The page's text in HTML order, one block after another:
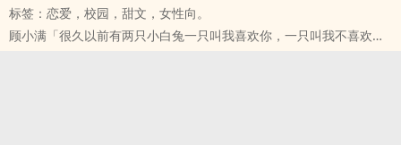
标签：恋爱，校园，甜文，女性向。
顾小满「很久以前有两只小白兔一只叫我喜欢你，一只叫我不喜欢